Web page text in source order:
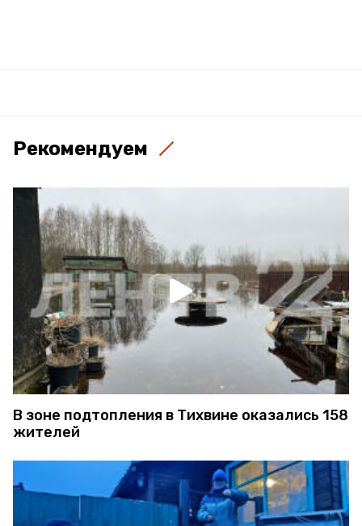
Рекомендуем
В зоне подтопления в Тихвине оказались 158
жителей